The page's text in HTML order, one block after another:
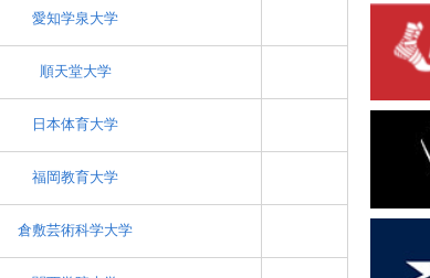
愛知学泉大学
順天堂大学
日本体育大学
福岡教育大学
倉敷芸術科学大学